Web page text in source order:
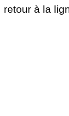
retour à la